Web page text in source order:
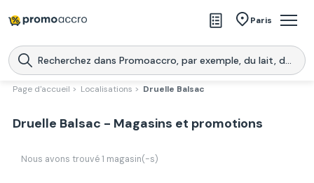
Paris
Magasins
Produits
Promoaccro
l'application
Page d'accueil > Localisations > Druelle Balsac
Druelle Balsac - Magasins et promotions
Nous avons trouvé 1 magasin(-s)